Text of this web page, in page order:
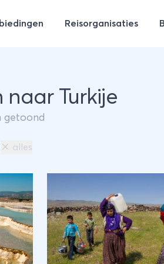
Reisorganisaties
naar Turkije
getoond
alles